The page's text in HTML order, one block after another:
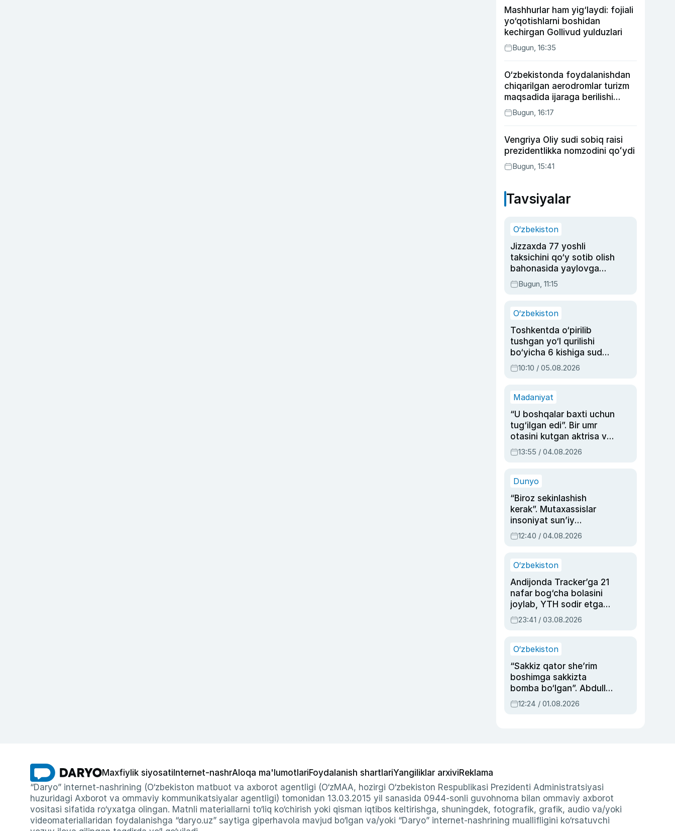
Mashhurlar ham yig‘laydi: fojiali
yo‘qotishlarni boshidan
kechirgan Gollivud yulduzlari
Bugun, 16:35
O‘zbekistonda foydalanishdan
chiqarilgan aerodromlar turizm
maqsadida ijaraga berilishi
mumkin
Bugun, 16:17
Vengriya Oliy sudi sobiq raisi
prezidentlikka nomzodini qoʻydi
Bugun, 15:41
Tavsiyalar
O‘zbekiston
Jizzaxda 77 yoshli
taksichini qo‘y sotib olish
bahonasida yaylovga
olib borib o‘ldirgan yigit
20 yilga qamaldi
Bugun, 11:15
O‘zbekiston
Toshkentda o‘pirilib
tushgan yo‘l qurilishi
bo‘yicha 6 kishiga sud
hukmi o‘qildi
10:10 / 05.08.2026
Madaniyat
“U boshqalar baxti uchun
tug‘ilgan edi”. Bir umr
otasini kutgan aktrisa va
dublyaj ustasi Rimma
Ahmedovaning
13:55 / 04.08.2026
Dunyo
“Biroz sekinlashish
kerak”. Mutaxassislar
insoniyat sun’iy
intellektni boshqara
olmay qolishidan xavotir
12:40 / 04.08.2026
O‘zbekiston
Andijonda Tracker’ga 21
nafar bog‘cha bolasini
joylab, YTH sodir etgan
ayolga sud hukmi o‘qildi
23:41 / 03.08.2026
O‘zbekiston
“Sakkiz qator she’rim
boshimga sakkizta
bomba bo‘lgan”. Abdulla
Oripovni siyosiy
ayblovlardan asrab
12:24 / 01.08.2026
Maxfiylik siyosati Internet-nashrAloqa ma'lumotlariFoydalanish shartlariYangiliklar arxiviReklama
“Daryo” internet-nashrining (O‘zbekiston matbuot va axborot agentligi (O‘zMAA, hozirgi O‘zbekiston Respublikasi Prezidenti Administratsiyasi
huzuridagi Axborot va ommaviy kommunikatsiyalar agentligi) tomonidan 13.03.2015 yil sanasida 0944-sonli guvohnoma bilan ommaviy axborot
vositasi sifatida ro‘yxatga olingan. Matnli materiallarni to‘liq ko‘chirish yoki qisman iqtibos keltirishga, shuningdek, fotografik, grafik, audio va/yoki
videomateriallaridan foydalanishga “daryo.uz” saytiga giperhavola mavjud bo‘lgan va/yoki “Daryo” internet-nashrining muallifligini ko‘rsatuvchi